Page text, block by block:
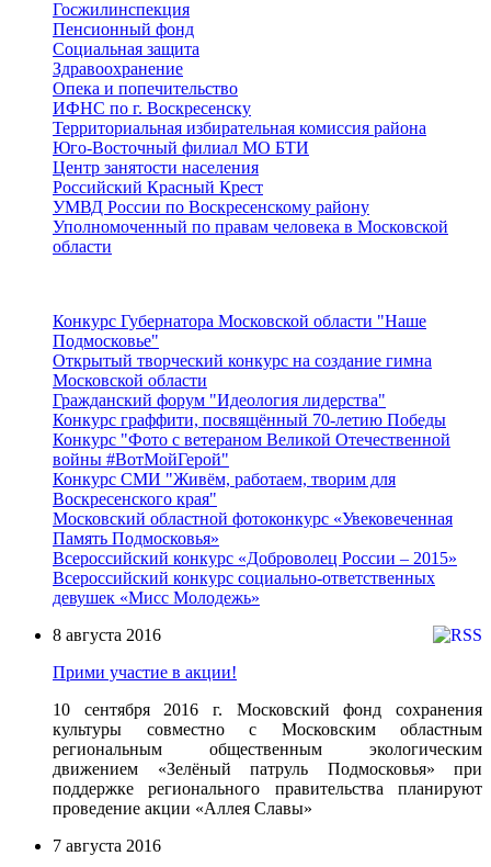
Госжилинспекция
Пенсионный фонд
Социальная защита
Здравоохранение
Опека и попечительство
ИФНС по г. Воскресенску
Территориальная избирательная комиссия района
Юго-Восточный филиал МО БТИ
Центр занятости населения
Российский Красный Крест
УМВД России по Воскресенскому району
Уполномоченный по правам человека в Московской
области
Конкурс Губернатора Московской области "Наше
Подмосковье"
Открытый творческий конкурс на создание гимна
Московской области
Гражданский форум "Идеология лидерства"
Конкурс граффити, посвящённый 70-летию Победы
Конкурс "Фото с ветераном Великой Отечественной
войны #ВотМойГерой"
Конкурс СМИ "Живём, работаем, творим для
Воскресенского края"
Московский областной фотоконкурс «Увековеченная
Память Подмосковья»
Всероссийский конкурс «Доброволец России – 2015»
Всероссийский конкурс социально-ответственных
девушек «Мисс Молодежь»
8 августа 2016
Прими участие в акции!
10 сентября 2016 г. Московский фонд сохранения
культуры совместно с Московским областным
региональным общественным экологическим
движением «Зелёный патруль Подмосковья» при
поддержке регионального правительства планируют
проведение акции «Аллея Славы»
7 августа 2016